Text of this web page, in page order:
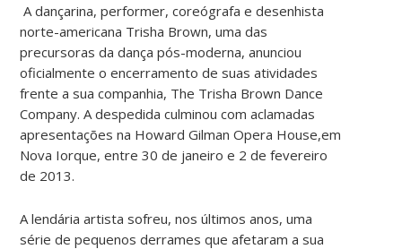
A dançarina, performer, coreógrafa e desenhista
norte-americana Trisha Brown, uma das
precursoras da dança pós-moderna, anunciou
oficialmente o encerramento de suas atividades
frente a sua companhia, The Trisha Brown Dance
Company. A despedida culminou com aclamadas
apresentações na Howard Gilman Opera House,em
Nova Iorque, entre 30 de janeiro e 2 de fevereiro
de 2013.
A lendária artista sofreu, nos últimos anos, uma
série de pequenos derrames que afetaram a sua